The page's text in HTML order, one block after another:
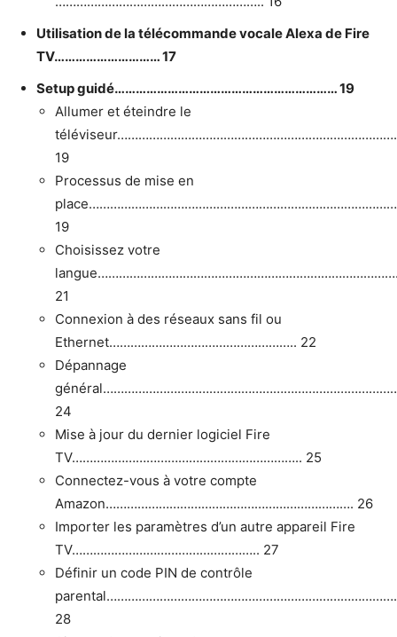
Utilisation de la télécommande vocale Alexa de Fire
TV………………………… 17
Setup guidé……………………………………………………… 19
Allumer et éteindre le
19
Processus de mise en
19
Choisissez votre
21
Connexion à des réseaux sans fil ou
Ethernet…………………………………………….. 22
Dépannage
24
Mise à jour du dernier logiciel Fire
TV……………………………………………………….. 25
Connectez-vous à votre compte
Amazon……………………………………………………………. 26
Importer les paramètres d’un autre appareil Fire
TV…………………………………………….. 27
Définir un code PIN de contrôle
28